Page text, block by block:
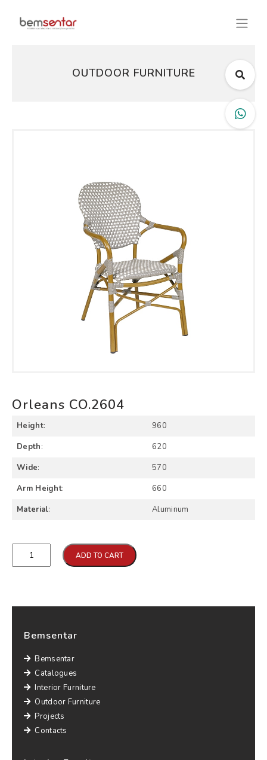
OUTDOOR FURNITURE
Orleans CO.2604
Height:
960
Depth:
620
Wide:
570
Arm Height:
660
Material: Aluminum
ADD TO CART
Bemsentar
Bemsentar
Catalogues
Interior Furniture
Outdoor Furniture
Projects
Contacts